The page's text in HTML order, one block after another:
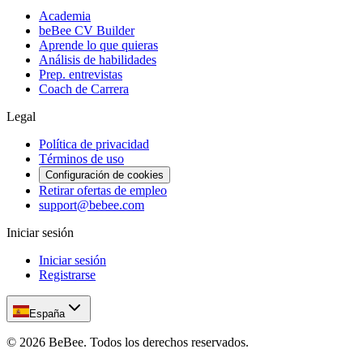
Academia
beBee CV Builder
Aprende lo que quieras
Análisis de habilidades
Prep. entrevistas
Coach de Carrera
Legal
Política de privacidad
Términos de uso
Configuración de cookies
Retirar ofertas de empleo
support@bebee.com
Iniciar sesión
Iniciar sesión
Registrarse
España
© 2026 BeBee. Todos los derechos reservados.